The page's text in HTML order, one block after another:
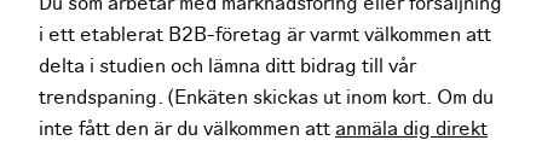
i ett etablerat B2B-företag är varmt välkommen att
delta i studien och lämna ditt bidrag till vår
trendspaning. (Enkäten skickas ut inom kort. Om du
inte fått den är du välkommen att anmäla dig direkt